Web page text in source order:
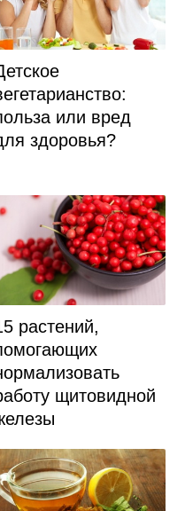
или вред
здоровья?
растений,
щитовидной